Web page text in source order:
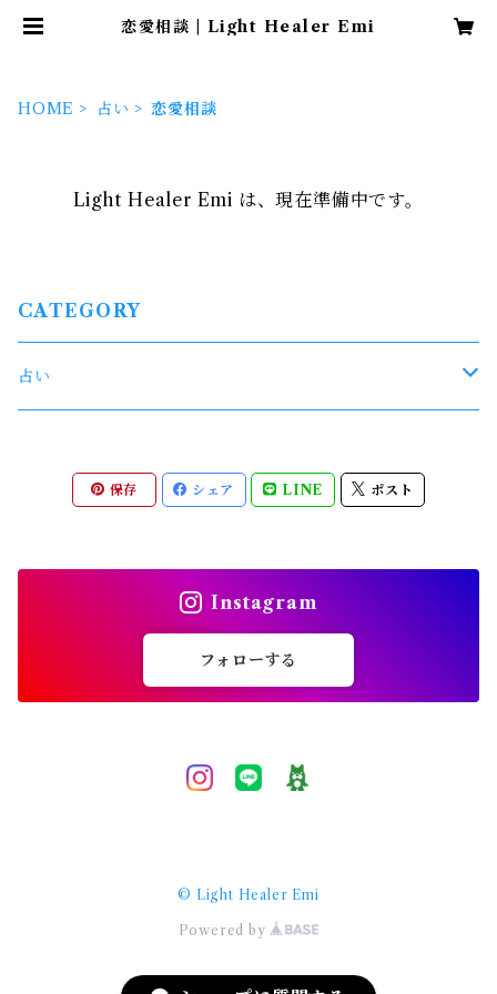
恋愛相談 | Light Healer Emi
HOME 占い 恋愛相談
Light Healer Emi は、現在準備中です。
CATEGORY
占い
ソウルメイト
複雑愛
ハイヤーセルフ
保存 シェア LINE ポスト
Instagram
フォローする
© Light Healer Emi
Powered by